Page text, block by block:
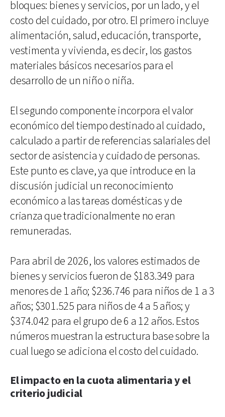
bloques: bienes y servicios, por un lado, y el
costo del cuidado, por otro. El primero incluye
alimentación, salud, educación, transporte,
vestimenta y vivienda, es decir, los gastos
materiales básicos necesarios para el
desarrollo de un niño o niña.
El segundo componente incorpora el valor
económico del tiempo destinado al cuidado,
calculado a partir de referencias salariales del
sector de asistencia y cuidado de personas.
Este punto es clave, ya que introduce en la
discusión judicial un reconocimiento
económico a las tareas domésticas y de
crianza que tradicionalmente no eran
remuneradas.
Para abril de 2026, los valores estimados de
bienes y servicios fueron de $183.349 para
menores de 1 año; $236.746 para niños de 1 a 3
años; $301.525 para niños de 4 a 5 años; y
$374.042 para el grupo de 6 a 12 años. Estos
números muestran la estructura base sobre la
cual luego se adiciona el costo del cuidado.
El impacto en la cuota alimentaria y el
criterio judicial